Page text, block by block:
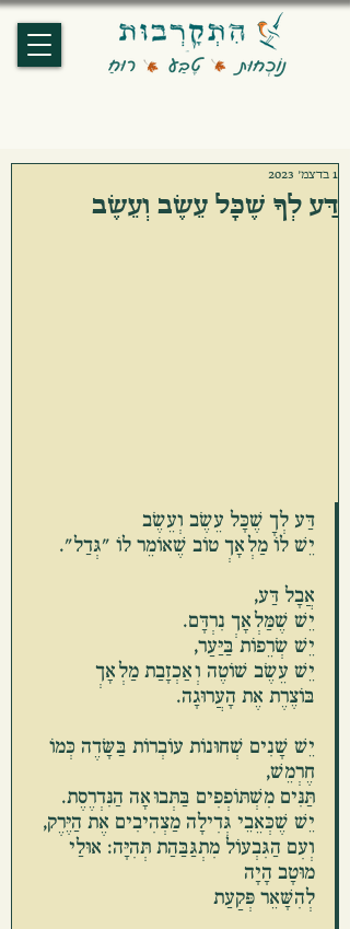
דַּע לְךָ שֶׁכָּל עֵשֶׂב וְעֵשֶׂב
1 בדצמ׳ 2023
דַּע לְךָ שֶׁכָּל עֵשֶׂב וְעֵשֶׂב
יֵשׁ לוֹ מַלְאָךְ טוֹב שֶׁאוֹמֵר לוֹ ״גְּדַל״.
אֲבָל דַּע,
יֵשׁ שֶׁמַּלְאָךְ נִרְדָּם.
יֵשׁ שְׂרֵפוֹת בַּיַּעַר,
יֵשׁ עֵשֶׂב שׁוֹטֶה וְאַכְזָבַת מַלְאָךְ
בּוֹצֶרֶת אֶת הָעֲרוּגָה.
יֵשׁ שָׁנִים שְׁחוּנוֹת עוֹבְרוֹת בַּשָּׂדֶה כְּמוֹ
חֶרְמֵשׁ,
תַּנִּים מִשְׁתּוֹפְפִים בַּתְּבוּאָה הַנִּדְרֶסֶת.
יֵשׁ שֶׁכְּאֵבֵי גְּדִילָה מַצְהִיבִים אֶת הַיֶּרֶק,
וְעִם הַגִּבְעוֹל מִתְגַּבַּהַת תְּהִיָּה: אוּלַי
מוּטָב הָיָה
לְהִשָּׁאֵר פְּקַעַת